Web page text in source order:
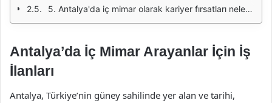
5. Antalya'da iç mimar olarak kariyer fırsatları nelerdir?
Antalya’da İç Mimar Arayanlar İçin İş
İlanları
Antalya, Türkiye’nin güney sahilinde yer alan ve tarihi,